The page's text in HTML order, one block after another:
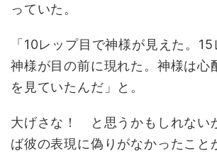
っていた。
「10レップ目で神様が見えた。
神様が目の前に現れた。神様は心
を見ていたんだ」と。
大げさな！ と思うかもしれない
ば彼の表現に偽りがなかったこと